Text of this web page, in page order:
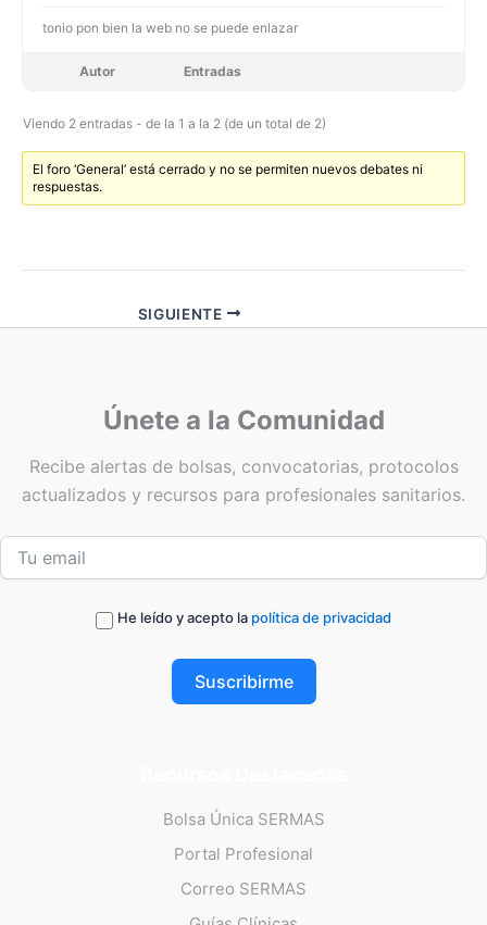
tonio pon bien la web no se puede enlazar
Autor Entradas
Viendo 2 entradas - de la 1 a la 2 (de un total de 2)
El foro ‘General’ está cerrado y no se permiten nuevos debates ni
respuestas.
SIGUIENTE
Únete a la Comunidad
Recibe alertas de bolsas, convocatorias, protocolos
actualizados y recursos para profesionales sanitarios.
He leído y acepto la política de privacidad
Suscribirme
Bolsa Única SERMAS
Portal Profesional
Correo SERMAS